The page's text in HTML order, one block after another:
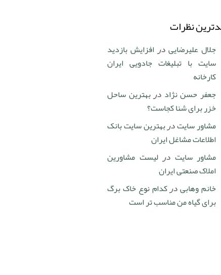
نظرات
جلال علیرضاییدرافزایش بازدید
سایت با تبلیغات جادویی ایران
کارخانه
جعفر حسن نژاد دربهترین ساحل
خزر برای شنا کجاست؟
مشاور سایتدربهترین سایت بانک
اطلاعات مشاغل ایران
مشاور سایت درلیست مشاورین
املاک صنعتی ایران
خانم وهابیدرکدام نوع خاک برگ
برای گیاه من مناسب تر است